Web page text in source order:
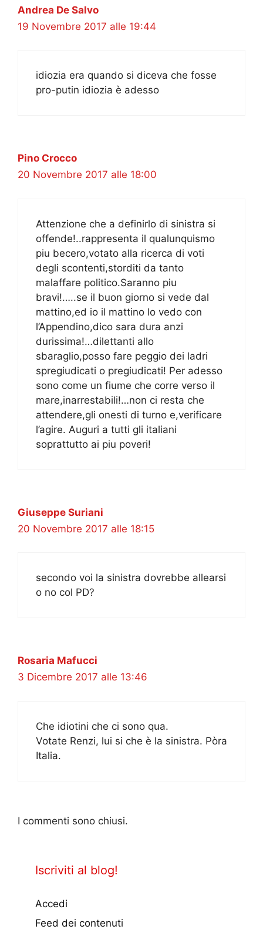
Andrea De Salvo
19 Novembre 2017 alle 19:44
idiozia era quando si diceva che fosse
pro-putin idiozia è adesso
Pino Crocco
20 Novembre 2017 alle 18:00
Attenzione che a definirlo di sinistra si
offende!..rappresenta il qualunquismo
piu becero,votato alla ricerca di voti
degli scontenti,storditi da tanto
malaffare politico.Saranno piu
bravi!…..se il buon giorno si vede dal
mattino,ed io il mattino lo vedo con
l’Appendino,dico sara dura anzi
durissima!…dilettanti allo
sbaraglio,posso fare peggio dei ladri
spregiudicati o pregiudicati! Per adesso
sono come un fiume che corre verso il
mare,inarrestabili!…non ci resta che
attendere,gli onesti di turno e,verificare
l’agire. Auguri a tutti gli italiani
soprattutto ai piu poveri!
Giuseppe Suriani
20 Novembre 2017 alle 18:15
secondo voi la sinistra dovrebbe allearsi
o no col PD?
Rosaria Mafucci
3 Dicembre 2017 alle 13:46
Che idiotini che ci sono qua.
Votate Renzi, lui si che è la sinistra. Pòra
Italia.
I commenti sono chiusi.
Iscriviti al blog!
Accedi
Feed dei contenuti